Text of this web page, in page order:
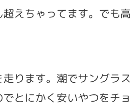
えちゃってます。でも
ります。潮でサングラ
とにかく安いやつをチ